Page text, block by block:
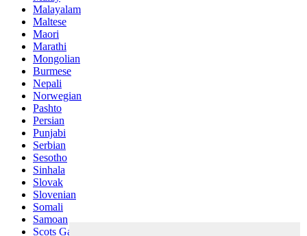
Malayalam
Maltese
Maori
Marathi
Mongolian
Burmese
Nepali
Norwegian
Pashto
Persian
Punjabi
Serbian
Sesotho
Sinhala
Slovak
Slovenian
Somali
Samoan
Scots Gaelic